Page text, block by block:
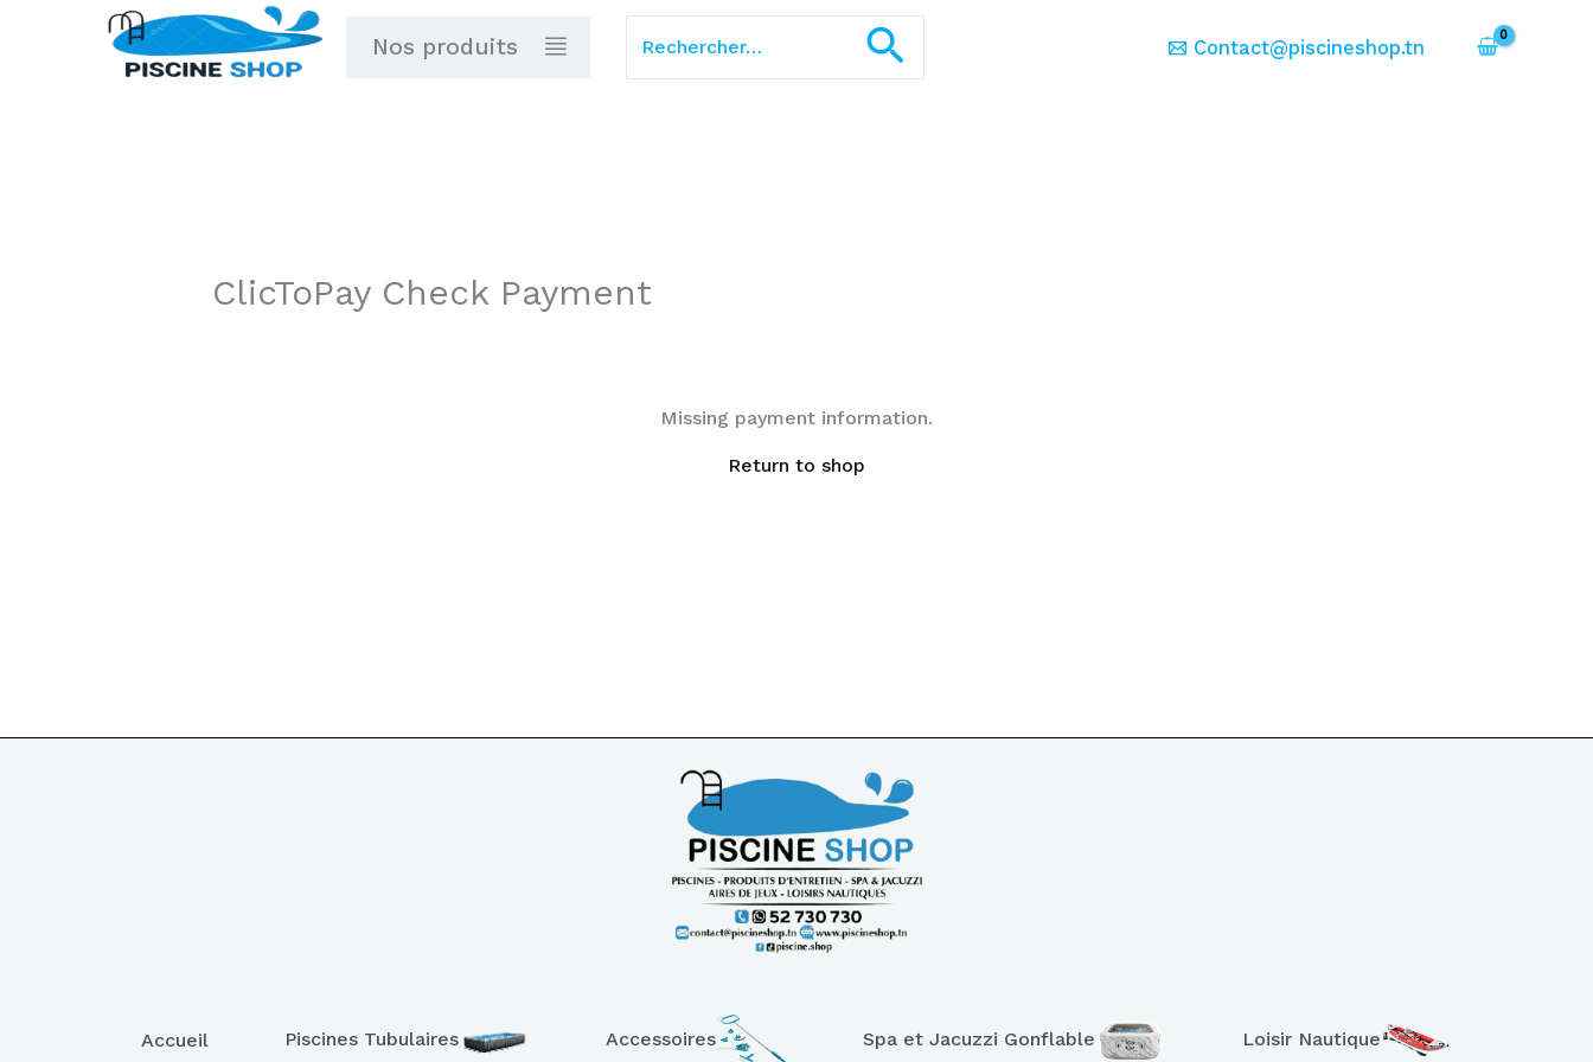
Nos produits Rechercher Contact@piscineshop.tn
ClicToPay Check Payment
Missing payment information.
Return to shop
Accueil Piscines Tubulaires Accessoires Spa et Jacuzzi Gonflable Loisir Nautique